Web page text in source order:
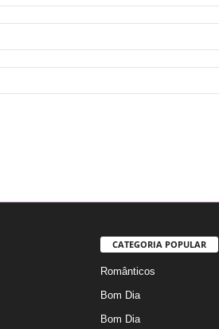
CATEGORIA POPULAR
Românticos
Bom Dia
Bom Dia